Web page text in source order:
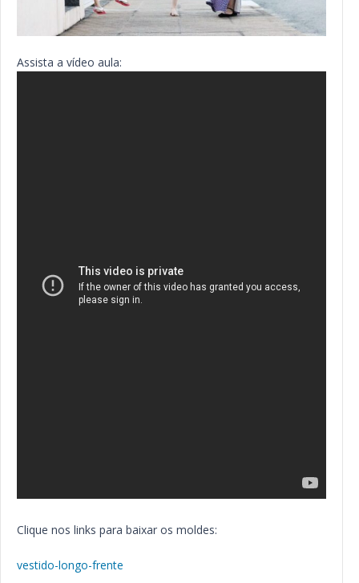
Assista a vídeo aula:
Clique nos links para baixar os moldes:
vestido-longo-frente